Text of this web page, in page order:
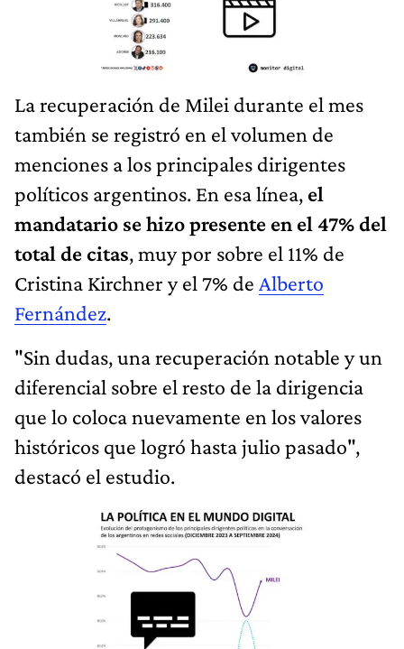
La recuperación de Milei durante el mes
también se registró en el volumen de
menciones a los principales dirigentes
políticos argentinos. En esa línea, el
mandatario se hizo presente en el 47% del
total de citas, muy por sobre el 11% de
Cristina Kirchner y el 7% de Alberto
Fernández.
"Sin dudas, una recuperación notable y un
diferencial sobre el resto de la dirigencia
que lo coloca nuevamente en los valores
históricos que logró hasta julio pasado",
destacó el estudio.